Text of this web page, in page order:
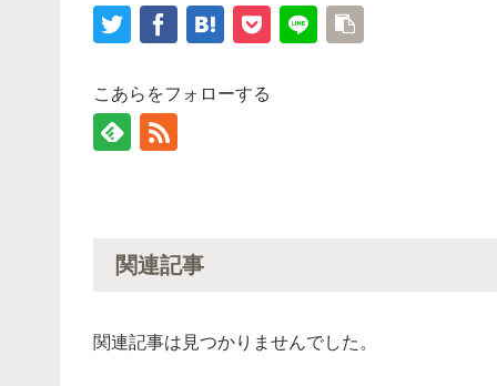
こあらをフォローする
関連記事
関連記事は見つかりませんでした。